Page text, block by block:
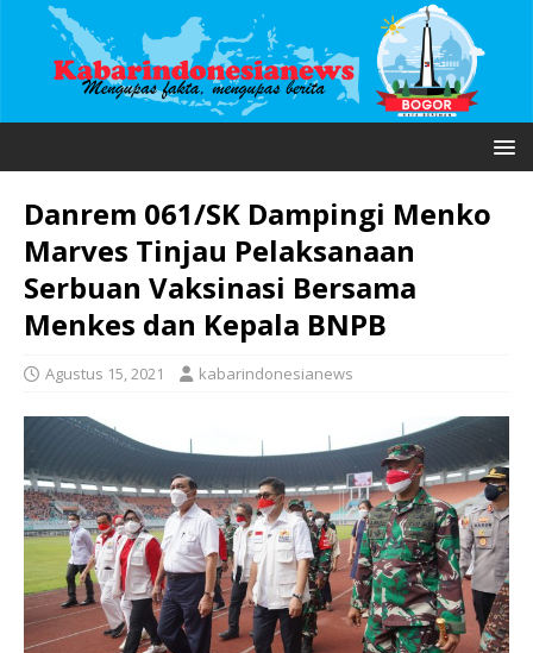
Danrem 061/SK Dampingi Menko
Marves Tinjau Pelaksanaan
Serbuan Vaksinasi Bersama
Menkes dan Kepala BNPB
Agustus 15, 2021 kabarindonesianews